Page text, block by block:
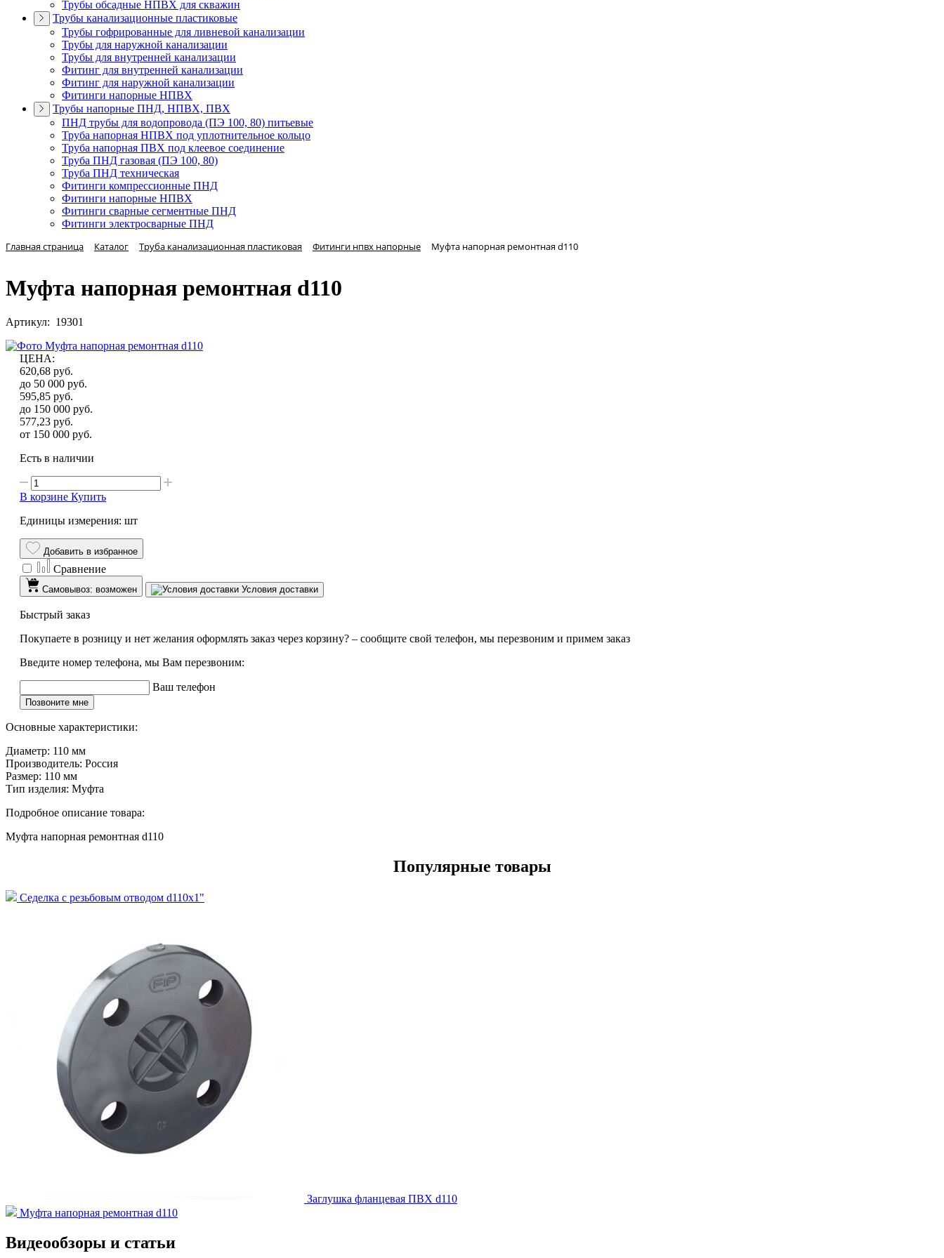
Трубы обсадные НПВХ для скважин
Трубы канализационные пластиковые
Трубы гофрированные для ливневой канализации
Трубы для наружной канализации
Трубы для внутренней канализации
Фитинг для внутренней канализации
Фитинг для наружной канализации
Фитинги напорные НПВХ
Трубы напорные ПНД, НПВХ, ПВХ
ПНД трубы для водопровода (ПЭ 100, 80) питьевые
Труба напорная НПВХ под уплотнительное кольцо
Труба напорная ПВХ под клеевое соединение
Труба ПНД газовая (ПЭ 100, 80)
Труба ПНД техническая
Фитинги компрессионные ПНД
Фитинги напорные НПВХ
Фитинги сварные сегментные ПНД
Фитинги электросварные ПНД
Главная страница Каталог Труба канализационная пластиковая Фитинги нпвх напорные Муфта напорная ремонтная d110
Муфта напорная ремонтная d110
Артикул: 19301
ЦЕНА:
620,68 руб.
до 50 000 руб.
595,85 руб.
до 150 000 руб.
577,23 руб.
от 150 000 руб.
Есть в наличии
В корзине Купить
Единицы измерения: шт
Добавить в избранное
Сравнение
Самовывоз: возможен Условия доставки
Быстрый заказ
Покупаете в розницу и нет желания оформлять заказ через корзину? – сообщите свой телефон, мы перезвоним и примем заказ
Введите номер телефона, мы Вам перезвоним:
Ваш телефон
Позвоните мне
Основные характеристики:
Диаметр: 110 мм
Производитель: Россия
Размер: 110 мм
Тип изделия: Муфта
Подробное описание товара:
Муфта напорная ремонтная d110
Популярные товары
Седелка с резьбовым отводом d110x1"
Заглушка фланцевая ПВХ d110
Муфта напорная ремонтная d110
Видеообзоры и статьи